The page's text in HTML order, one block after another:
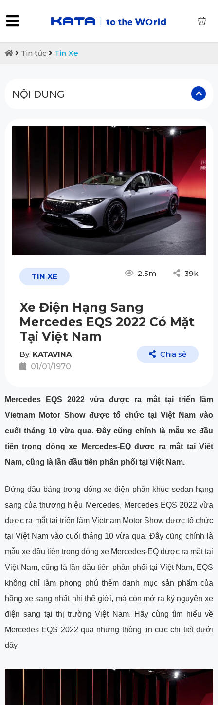
Tin tức Tin Xe
NỘI DUNG
TIN XE 2.5m 39k
Xe Điện Hạng Sang
Mercedes EQS 2022 Có Mặt
Tại Việt Nam
By: KATAVINA
01/01/1970
Chia sẻ
Mercedes EQS 2022 vừa được ra mắt tại triển lãm
Vietnam Motor Show được tổ chức tại Việt Nam vào
cuối tháng 10 vừa qua. Đây cũng chính là mẫu xe đầu
tiên trong dòng xe Mercedes-EQ được ra mắt tại Việt
Nam, cũng là lần đầu tiên phân phối tại Việt Nam.
Đứng đầu bảng trong dòng xe điện phân khúc sedan hạng
sang của thương hiệu Mercedes, Mercedes EQS 2022 vừa
được ra mắt tại triển lãm Vietnam Motor Show được tổ chức
tại Việt Nam vào cuối tháng 10 vừa qua. Đây cũng chính là
mẫu xe đầu tiên trong dòng xe Mercedes-EQ được ra mắt tại
Việt Nam, cũng là lần đầu tiên phân phối tại Việt Nam, EQS
không chỉ làm phong phú thêm danh mục sản phẩm của
hãng xe sang nhất nhì thế giới, mà còn mở ra kỷ nguyên xe
điện sang tại thị trường Việt Nam. Hãy cùng tìm hiểu về
Mercedes EQS 2022 qua những thông tin cực chi tiết dưới
đây.